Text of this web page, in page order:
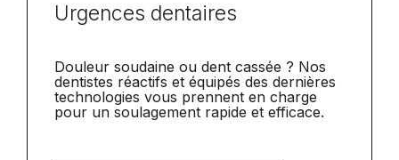
Urgences dentaires
Douleur soudaine ou dent cassée ? Nos
dentistes réactifs et équipés des dernières
technologies vous prennent en charge
pour un soulagement rapide et efficace.